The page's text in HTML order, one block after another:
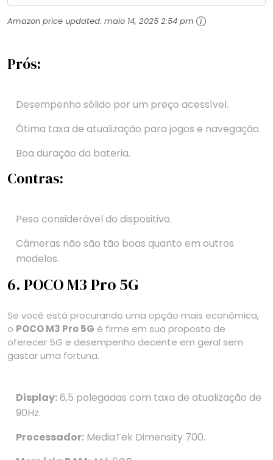
Amazon price updated: maio 14, 2025 2:54 pm
Prós:
Desempenho sólido por um preço acessível.
Ótima taxa de atualização para jogos e navegação.
Boa duração da bateria.
Contras:
Peso considerável do dispositivo.
Câmeras não são tão boas quanto em outros
modelos.
6. POCO M3 Pro 5G
Se você está procurando uma opção mais econômica,
o POCO M3 Pro 5G é firme em sua proposta de
oferecer 5G e desempenho decente em geral sem
gastar uma fortuna.
Display:6,5 polegadas com taxa de atualização de
90Hz.
Processador: MediaTek Dimensity 700.